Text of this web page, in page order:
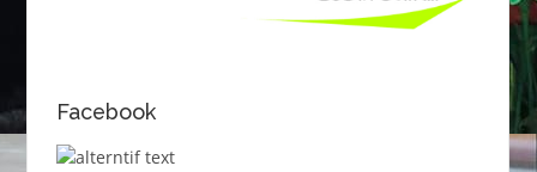
Facebook